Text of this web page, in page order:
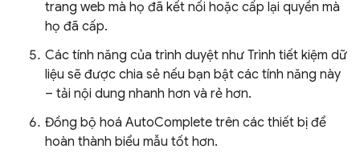
trang web mà họ đã kết nối hoặc cấp lại quyền mà
họ đã cấp.
Các tính năng của trình duyệt như Trình tiết kiệm dữ
liệu sẽ được chia sẻ nếu bạn bật các tính năng này
– tải nội dung nhanh hơn và rẻ hơn.
Đồng bộ hoá AutoComplete trên các thiết bị để
hoàn thành biểu mẫu tốt hơn.